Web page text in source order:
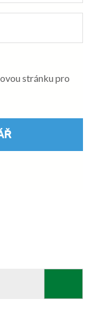
stránku pro